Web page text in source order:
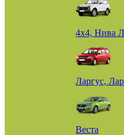
4х4, Нива
Ларгус,
Веста